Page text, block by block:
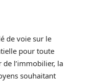
de voie sur le
pour toute
l’immobilier, la
souhaitant